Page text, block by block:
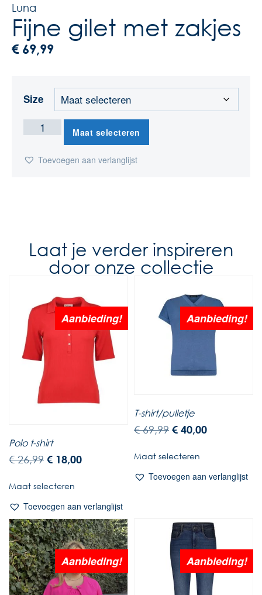
Luna
Fijne gilet met zakjes
€ 69,99
Size
Maat selecteren
Toevoegen aan verlanglijst
Laat je verder inspireren
door onze collectie
Aanbieding!
Polo t-shirt
€26,99 € 18,00
Maat selecteren
Toevoegen aan verlanglijst
Aanbieding!
T-shirt/pulletje
€69,99 € 40,00
Maat selecteren
Toevoegen aan verlanglijst
Aanbieding! Aanbieding!